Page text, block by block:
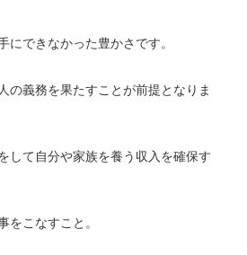
にできなかった豊かさです。
の義務を果たすことが前提となりま
して自分や家族を養う収入を確保す
をこなすこと。